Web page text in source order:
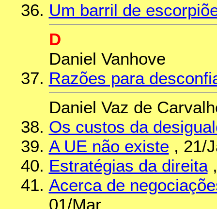
Um barril de
D
Daniel Vanhove
Razões para
Daniel Vaz de
Os custos da
A UE não existe , 21/
Estratégias da direita,
Acerca de
01/Mar